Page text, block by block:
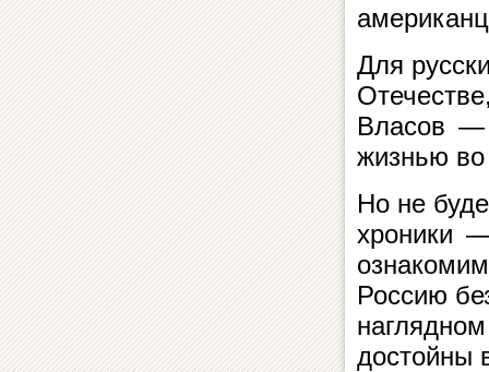
Для
Власов —
жизнью
Но не
хроники —
Россию
достойны